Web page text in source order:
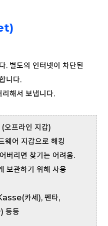
. 별도의 인터넷이 차단된
니다.
해서 보냅니다.
오프라인 지갑)
웨어 지갑으로 해킹
버리면 찾기는 어려움.
보관하기 위해 사용
카세), 펜타,
등등